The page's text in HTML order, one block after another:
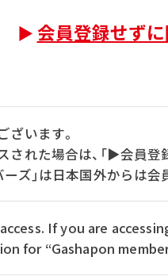
会員登録せずに
ざいます。
された場合は、「▶会員
ズ」は日本国外からは会
If you are
for “Gashapon